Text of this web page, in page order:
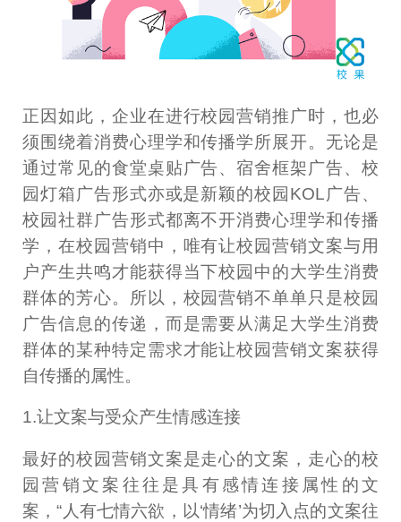
正因如此，企业在进行校园营销推广时，也必
须围绕着消费心理学和传播学所展开。无论是
通过常见的食堂桌贴广告、宿舍框架广告、校
园灯箱广告形式亦或是新颖的校园KOL广告、
校园社群广告形式都离不开消费心理学和传播
学，在校园营销中，唯有让校园营销文案与用
户产生共鸣才能获得当下校园中的大学生消费
群体的芳心。所以，校园营销不单单只是校园
广告信息的传递，而是需要从满足大学生消费
群体的某种特定需求才能让校园营销文案获得
自传播的属性。
1.让文案与受众产生情感连接
最好的校园营销文案是走心的文案，走心的校
园营销文案往往是具有感情连接属性的文
案，“人有七情六欲，以‘情绪’为切入点的文案往